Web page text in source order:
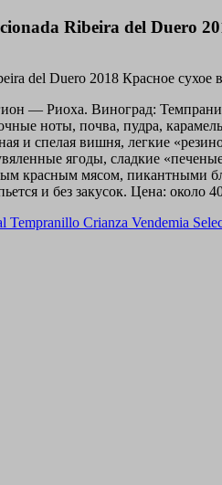
Ribeira del Duero
— Риоха. Виноград:
ноты, почва, пудра,
и спелая вишня, легкие
ягоды, сладкие
красным мясом,
и без закусок. Цена: около